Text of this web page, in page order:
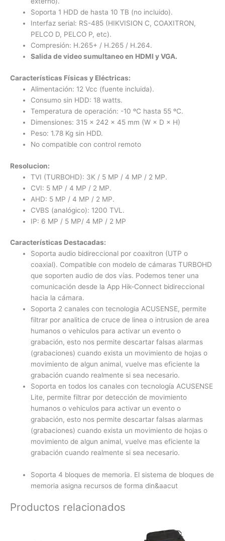
Soporta 1 HDD de hasta 10 TB (no incluido).
Interfaz serial: RS-485 (HIKVISION C, COAXITRON,
PELCO D, PELCO P, etc).
Compresión: H.265+ / H.265 / H.264.
Salida de video sumultaneo en HDMI y VGA.
Características Físicas y Eléctricas:
Alimentación: 12 Vcc (fuente incluida).
Consumo sin HDD: 18 watts.
Temperatura de operación: -10 ºC hasta 55 ºC.
Dimensiones: 315 x 242 x 45 mm (W × D × H)
Peso: 1.78 Kg sin HDD.
No compatible con control remoto
Resolucion:
TVI (TURBOHD): 3K / 5 MP / 4 MP / 2 MP.
CVI: 5 MP / 4 MP / 2 MP.
AHD: 5 MP / 4 MP / 2 MP.
CVBS (analógico): 1200 TVL.
IP: 6 MP / 5 MP/ 4 MP / 2 MP
Características Destacadas:
Soporta audio bidireccional por coaxitron (UTP o
coaxial). Compatible con modelo de cámaras TURBOHD
que soporten audio de dos vías. Podemos tener una
comunicación desde la App Hik-Connect bidireccional
hacia la cámara.
Soporta 2 canales con tecnologia ACUSENSE, permite
filtrar por analitica de cruce de linea o intrusion de area
humanos o vehiculos para activar un evento o
grabación, esto nos permite descartar falsas alarmas
(grabaciones) cuando exista un movimiento de hojas o
movimiento de algun animal, vuelve mas eficiente la
grabación cuando realmente si sea necesario.
Soporta en todos los canales con tecnología ACUSENSE
Lite, permite filtrar por detección de movimiento
humanos o vehiculos para activar un evento o
grabación, esto nos permite descartar falsas alarmas
(grabaciones) cuando exista un movimiento de hojas o
movimiento de algun animal, vuelve mas eficiente la
grabación cuando realmente si sea necesario.
Soporta 4 bloques de memoria. El sistema de bloques de
memoria asigna recursos de forma din&aacut
Productos relacionados